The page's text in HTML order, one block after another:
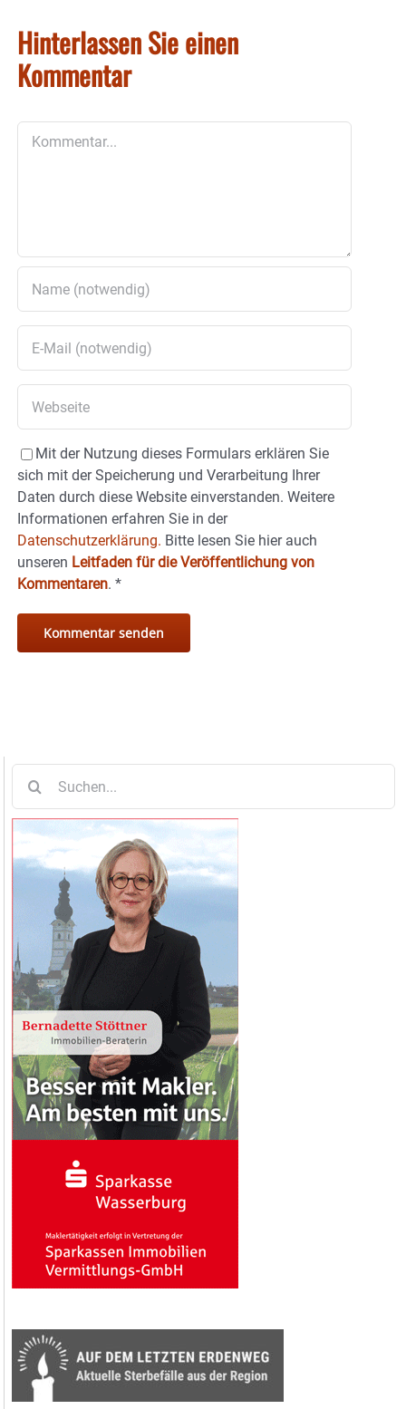
Hinterlassen Sie einen
Kommentar
Mit der Nutzung dieses Formulars erklären Sie
sich mit der Speicherung und Verarbeitung Ihrer
Daten durch diese Website einverstanden. Weitere
Informationen erfahren Sie in der
Datenschutzerklärung. Bitte lesen Sie hier auch
unseren Leitfaden für die Veröffentlichung von
Kommentaren. *
nach: